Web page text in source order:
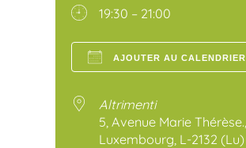
19:30 – 21:00
AJOUTER AU CALENDRIER
Altrimenti
5, Avenue Marie Thérèse.,
Luxembourg, L-2132 (Lu)